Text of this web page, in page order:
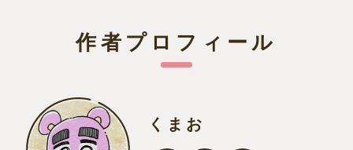
作者プロフィール
くまお